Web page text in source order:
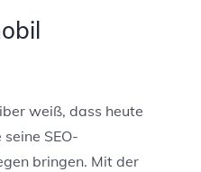
weiß, dass heute
SEO-
bringen. Mit der